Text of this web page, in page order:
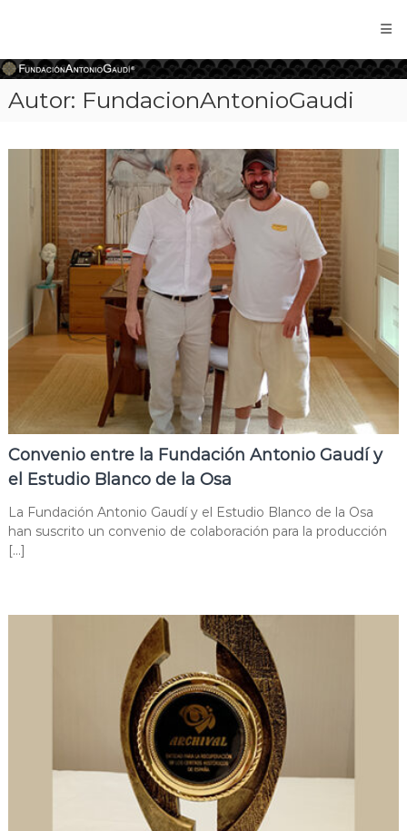
Antonio
Gaudí
Autor: FundacionAntonioGaudi
Convenio entre la Fundación Antonio Gaudí y
el Estudio Blanco de la Osa
La Fundación Antonio Gaudí y el Estudio Blanco de la Osa
han suscrito un convenio de colaboración para la producción
[…]